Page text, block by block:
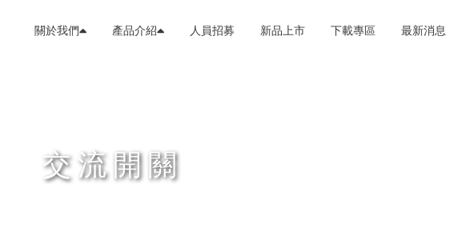
關於我們 產品介紹 人員招募 新品上市 下載專區 最新消息
交流開關